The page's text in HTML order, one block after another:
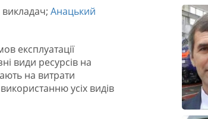
Анацький
експлуатації
види ресурсів на
на витрати
усіх видів